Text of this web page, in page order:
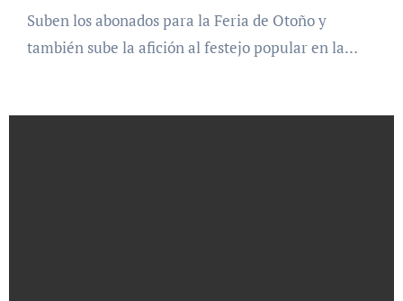
Suben los abonados para la Feria de Otoño y
también sube la afición al festejo popular en la…